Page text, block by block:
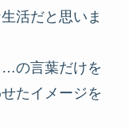
活だと思いま
…の言葉だけを
たイメージを